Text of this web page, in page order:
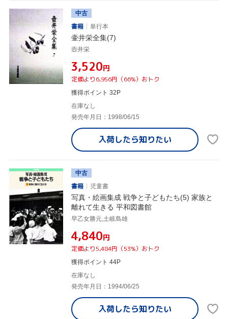
中古
書籍
単行本
壷井栄全集(7)
壺井栄
¥3,520円
定価より6,956円（66%）おトク
獲得ポイント 32P
在庫なし
発売年月日：1998/06/15
入荷したら知りたい
中古
書籍
児童書
写真・絵画集成 戦争と子どもたち(5) 家族と
離れて生きる 平和図書館
早乙女勝元,土岐島雄
¥4,840円
定価より5,484円（53%）おトク
獲得ポイント 44P
在庫なし
発売年月日：1994/06/25
入荷したら知りたい